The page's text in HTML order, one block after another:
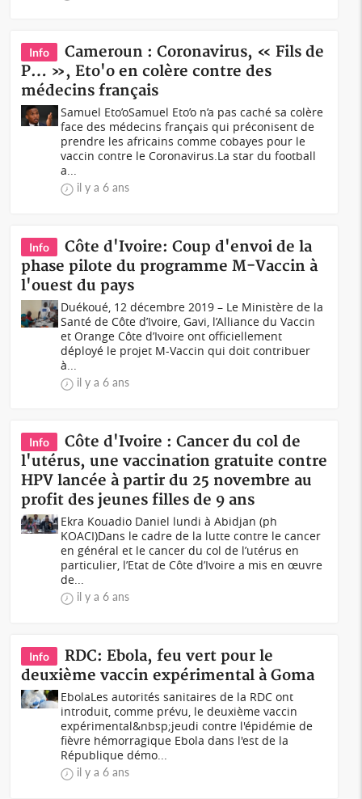
Info
Cameroun : Coronavirus, « Fils de
P… », Eto'o en colère contre des
médecins français
Samuel Eto’oSamuel Eto’o n’a pas caché sa colère
face des médecins français qui préconisent de
prendre les africains comme cobayes pour le
vaccin contre le Coronavirus.La star du football
a...
il y a 6 ans
Info
Côte d'Ivoire: Coup d'envoi de la
phase pilote du programme M-Vaccin à
l'ouest du pays
Duékoué, 12 décembre 2019 – Le Ministère de la
Santé de Côte d’Ivoire, Gavi, l’Alliance du Vaccin
et Orange Côte d’Ivoire ont officiellement
déployé le projet M-Vaccin qui doit contribuer
à...
il y a 6 ans
Info
Côte d'Ivoire : Cancer du col de
l'utérus, une vaccination gratuite contre
HPV lancée à partir du 25 novembre au
profit des jeunes filles de 9 ans
Ekra Kouadio Daniel lundi à Abidjan (ph
KOACI)Dans le cadre de la lutte contre le cancer
en général et le cancer du col de l’utérus en
particulier, l’Etat de Côte d’Ivoire a mis en œuvre
de...
il y a 6 ans
Info
RDC: Ebola, feu vert pour le
deuxième vaccin expérimental à Goma
EbolaLes autorités sanitaires de la RDC ont
introduit, comme prévu, le deuxième vaccin
expérimental&nbsp;jeudi contre l'épidémie de
fièvre hémorragique Ebola dans l'est de la
République démo...
il y a 6 ans